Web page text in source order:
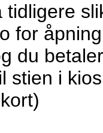
tidligere
for
du
stien i